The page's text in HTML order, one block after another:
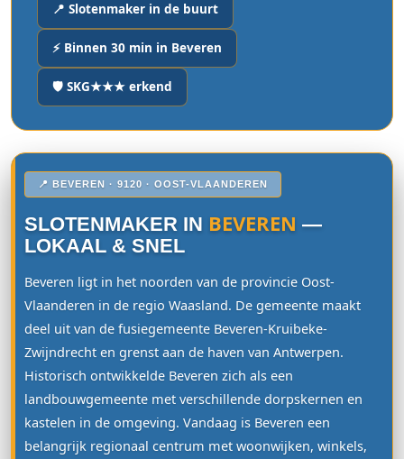
📍 Slotenmaker in de buurt
⚡ Binnen 30 min in Beveren
🛡️ SKG★★★ erkend
📍 BEVEREN · 9120 · OOST-VLAANDEREN
SLOTENMAKER IN BEVEREN —
LOKAAL & SNEL
Beveren ligt in het noorden van de provincie Oost-
Vlaanderen in de regio Waasland. De gemeente maakt
deel uit van de fusiegemeente Beveren-Kruibeke-
Zwijndrecht en grenst aan de haven van Antwerpen.
Historisch ontwikkelde Beveren zich als een
landbouwgemeente met verschillende dorpskernen en
kastelen in de omgeving. Vandaag is Beveren een
belangrijk regionaal centrum met woonwijken, winkels,